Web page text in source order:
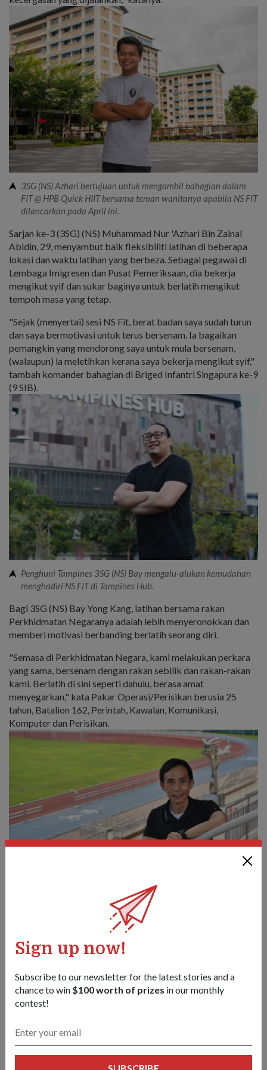
Sign up now!
Subscribe to our newsletter for the latest stories and a
chance to win $100 worth of prizes in our monthly
contest!
SUBSCRIBE
3SG (NS) Azhari bertujuan untuk mengambil bahagian dalam
FIT @ HPB Quick HIIT bersama teman wanitanya apabila NS FIT
dilancarkan pada April ini.
Sarjan ke-3 (3SG) (NS) Muhammad Nur 'Azhari Bin Zainal
Abidin, 29, menyambut baik fleksibiliti latihan di beberapa
lokasi dan waktu latihan yang berbeza. Sebagai pegawai di
Lembaga Imigresen dan Pusat Pemeriksaan, dia bekerja
mengikut syif dan sukar baginya untuk berlatih mengikut
tempoh masa yang tetap.
"Sejak (menyertai) sesi NS Fit, berat badan saya sudah turun
dan saya bermotivasi untuk terus bersenam. Ia bagaikan
pemangkin yang mendorong saya untuk mula bersenam,
(walaupun) ia meletihkan kerana saya bekerja mengikut syif,"
tambah komander bahagian di Briged Infantri Singapura ke-9
(9 SIB).
Penghuni Tampines 3SG (NS) Bay mengalu-alukan kemudahan
menghadiri NS FIT di Tampines Hub.
Bagi 3SG (NS) Bay Yong Kang, latihan bersama rakan
Perkhidmatan Negaranya adalah lebih menyeronokkan dan
memberi motivasi berbanding berlatih seorang diri.
"Semasa di Perkhidmatan Negara, kami melakukan perkara
yang sama, bersenam dengan rakan sebilik dan rakan-rakan
kami. Berlatih di sini seperti dahulu, berasa amat
menyegarkan," kata Pakar Operasi/Perisikan berusia 25
tahun, Batalion 162, Perintah, Kawalan, Komunikasi,
Komputer dan Perisikan.
KOL (NS) Hua mendapati Anggota Kerahan Perkhidmatan
Negara dalam brigednya telah berlatih dengan lebih kerap
Kolonel (KOL) (NS) Michael Hua, 49, Komander Briged,
Perkhidmatan Negara mendapati sukar untuk bergegas dari
tempat kerja mereka ke FCC untuk IPT atau RT mereka.
pasti mudah bagi Anggota Kerahan Perkhidmatan Negara
untuk menerapkan latihan ke dalam gaya hidup mereka,
katanya lagi.